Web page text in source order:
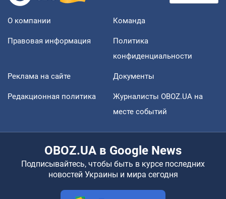
О компании Команда
Правовая информация
Политика
конфиденциальности
Реклама на сайте Документы
Редакционная политика
Журналисты OBOZ.UA на
месте событий
OBOZ.UA в Google News
Подписывайтесь, чтобы быть в курсе последних
новостей Украины и мира сегодня